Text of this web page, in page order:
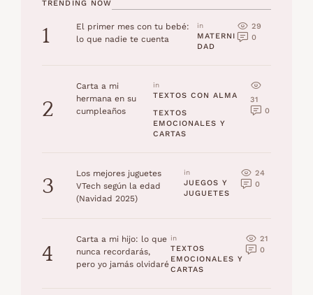
TRENDING NOW
1
El primer mes con tu bebé:
lo que nadie te cuenta
in
MATERNI
DAD
29
0
2
Carta a mi
hermana en su
cumpleaños
in
TEXTOS CON ALMA
TEXTOS
EMOCIONALES Y
CARTAS
31
0
3
Los mejores juguetes
VTech según la edad
(Navidad 2025)
in
JUEGOS Y
JUGUETES
24
0
4
Carta a mi hijo: lo que
nunca recordarás,
pero yo jamás olvidaré
in
TEXTOS
EMOCIONALES Y
CARTAS
21
0